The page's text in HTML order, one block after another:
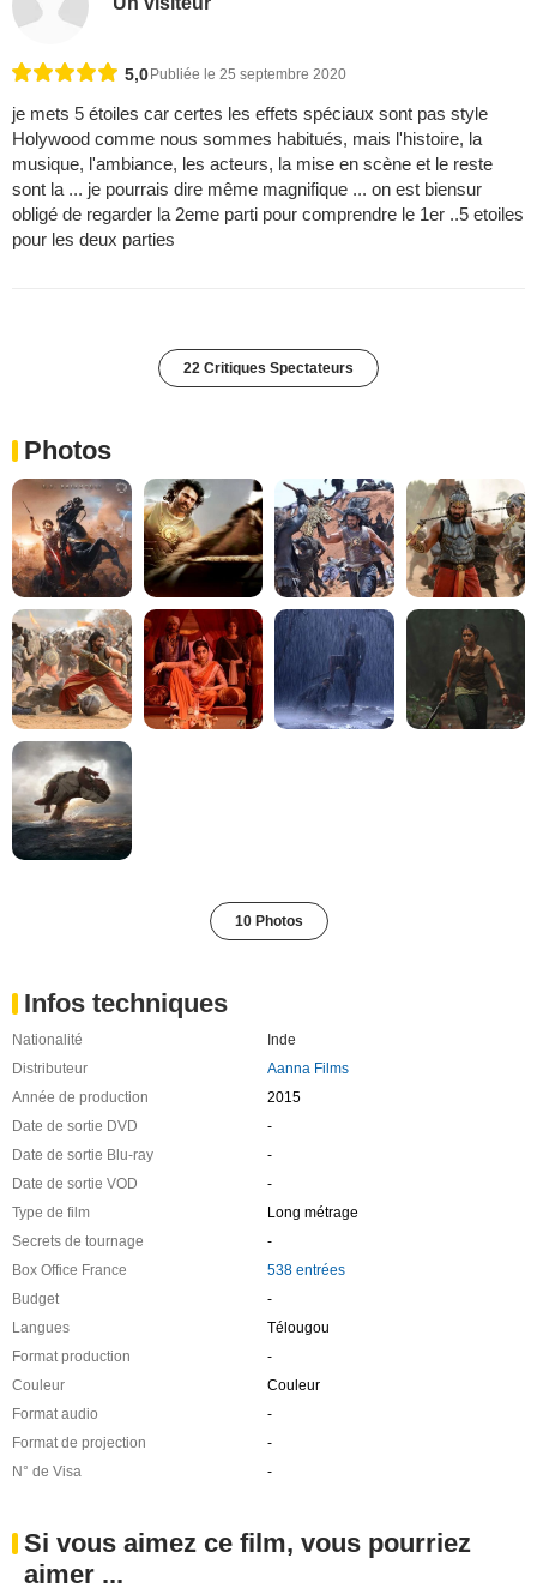
5,0Publiée le 25 septembre 2020
je mets 5 étoiles car certes les effets spéciaux sont pas style
Holywood comme nous sommes habitués, mais l'histoire, la
musique, l'ambiance, les acteurs, la mise en scène et le reste
sont la ... je pourrais dire même magnifique ... on est biensur
obligé de regarder la 2eme parti pour comprendre le 1er ..5 etoiles
pour les deux parties
22 Critiques Spectateurs
Photos
10 Photos
Infos techniques
Nationalité
Inde
Distributeur
Aanna Films
Année de production
2015
Date de sortie DVD
-
Date de sortie Blu-ray
-
Date de sortie VOD
-
Type de film
Long métrage
Secrets de tournage
-
Box Office France
538 entrées
Budget
-
Langues
Télougou
Format production
-
Couleur
Couleur
Format audio
-
Format de projection
-
N° de Visa
-
Si vous aimez ce film, vous pourriez
aimer ...